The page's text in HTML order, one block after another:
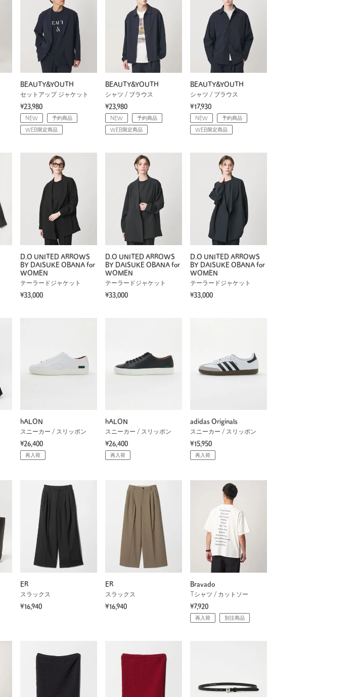
BEAUTY&YOUTH
セットアップ ジャケット
¥23,980
NEW 予約商品
WEB限定商品
BEAUTY&YOUTH
シャツ / ブラウス
¥23,980
NEW 予約商品
WEB限定商品
BEAUTY&YOUTH
シャツ / ブラウス
¥17,930
NEW 予約商品
WEB限定商品
D.O UNITED ARROWS
BY DAISUKE OBANA for
WOMEN
テーラードジャケット
¥33,000
D.O UNITED ARROWS
BY DAISUKE OBANA for
WOMEN
テーラードジャケット
¥33,000
D.O UNITED ARROWS
BY DAISUKE OBANA for
WOMEN
テーラードジャケット
¥33,000
hALON
スニーカー / スリッポン
¥26,400
再入荷
hALON
スニーカー / スリッポン
¥26,400
再入荷
adidas Originals
スニーカー / スリッポン
¥15,950
再入荷
ER
スラックス
¥16,940
ER
スラックス
¥16,940
Bravado
Tシャツ / カットソー
¥7,920
再入荷 別注商品